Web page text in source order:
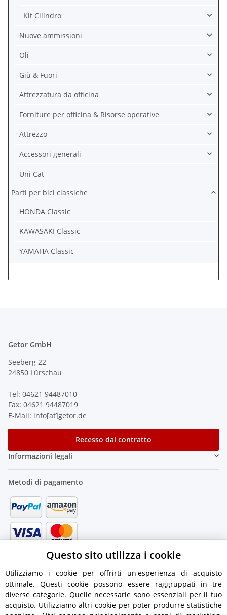
Kit Cilindro
Nuove ammissioni
Oli
Giù & Fuori
Attrezzatura da officina
Forniture per officina & Risorse operative
Attrezzo
Accessori generali
Uni Cat
Parti per bici classiche
HONDA Classic
KAWASAKI Classic
YAMAHA Classic
Getor GmbH
Seeberg 22
24850 Lürschau
Tel: 04621 94487010
Fax: 04621 94487019
E-Mail: info[at]getor.de
Recesso dal contratto
Informazioni legali
Metodi di pagamento
Questo sito utilizza i cookie
Utilizziamo i cookie per offrirti un'esperienza di acquisto
ottimale. Questi cookie possono essere raggruppati in tre
diverse categorie. Quelle necessarie sono essenziali per il tuo
acquisto. Utilizziamo altri cookie per poter produrre statistiche